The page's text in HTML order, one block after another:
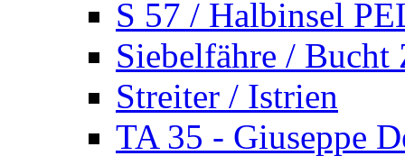
S 57 / Halbinsel
Siebelfähre / Bucht
Streiter / Istrien
TA 35 - Giuseppe